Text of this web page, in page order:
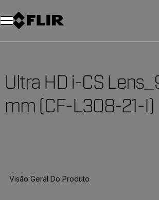
Ultra HD i-CS
mm (CF-L308-21-I)
Visão Geral Do Produto